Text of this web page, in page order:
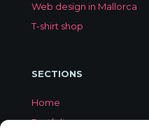
Web design in Mallorca
T-shirt shop
SECTIONS
Home
Portfolio